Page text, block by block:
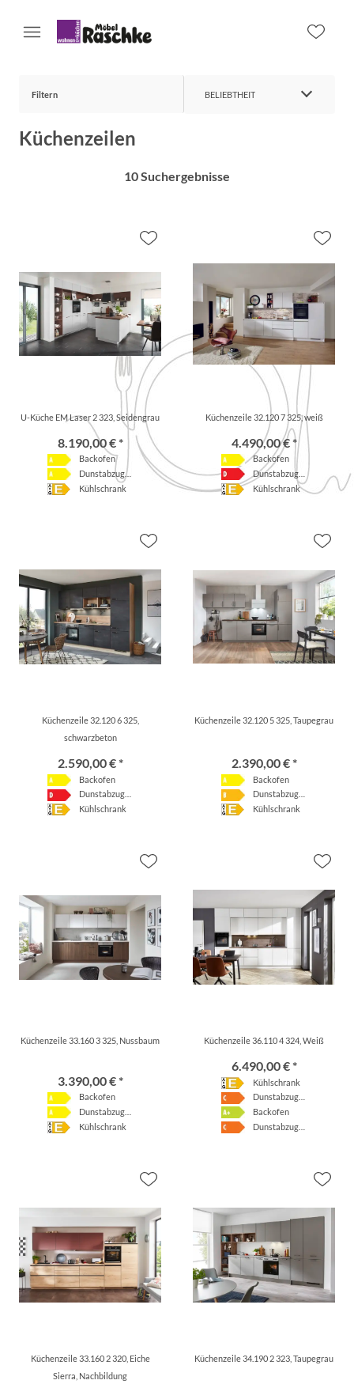
Filtern BELIEBTHEIT
Küchenzeilen
10 Suchergebnisse
U-Küche EM Laser 2 323, Seidengrau
8.190,00 € *
Backofen
Dunstabzugshaube
Kühlschrank
Küchenzeile 32.120 7 325, weiß
4.490,00 € *
Backofen
Dunstabzugshaube
Kühlschrank
Küchenzeile 32.120 6 325,
schwarzbeton
2.590,00 € *
Backofen
Dunstabzugshaube
Kühlschrank
Küchenzeile 32.120 5 325, Taupegrau
2.390,00 € *
Backofen
Dunstabzugshaube
Kühlschrank
Küchenzeile 33.160 3 325, Nussbaum
3.390,00 € *
Backofen
Dunstabzugshaube
Kühlschrank
Küchenzeile 36.110 4 324, Weiß
6.490,00 € *
Kühlschrank
Dunstabzugshaube
Backofen
Dunstabzugshaube
Küchenzeile 33.160 2 320, Eiche
Sierra, Nachbildung
Küchenzeile 34.190 2 323, Taupegrau